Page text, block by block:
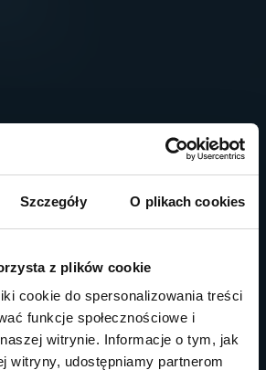
Szczegóły O plikach cookies
z plików cookie
cookie do spersonalizowania treści
funkcje społecznościowe i
witrynie. Informacje o tym, jak
witryny, udostępniamy partnerom